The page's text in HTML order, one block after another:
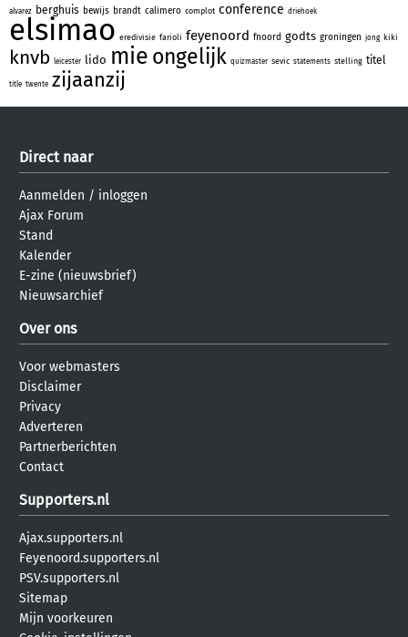
alvarez berghuis bewijs brandt calimero complot conference driehoek
elsimao eredivisie farioli feyenoord fnoord godts groningen jong kiki
knvb leicester lido mie ongelijk quizmaster sevic statements stelling titel
title twente zijaanzij
Direct naar
Aanmelden / inloggen
Ajax Forum
Stand
Kalender
E-zine (nieuwsbrief)
Nieuwsarchief
Over ons
Voor webmasters
Disclaimer
Privacy
Adverteren
Partnerberichten
Contact
Supporters.nl
Ajax.supporters.nl
Feyenoord.supporters.nl
PSV.supporters.nl
Sitemap
Mijn voorkeuren